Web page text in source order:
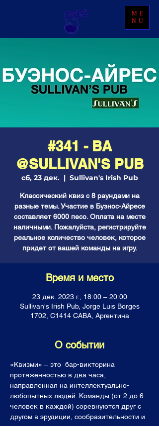
ME
NU
#341 - BA
@SULLIVAN'S PUB
сб, 23 дек.
  |
Sullivan's Irish Pub
Классический квиз с 8 раундами на
разные темы. Участие в Буэнос-Айресе
составляет 6000 песо. Оплата на месте
наличными. Пожалуйста, регистрируйте
реальное количество человек, которое
придет от вашей команды на игру.
Время и место
23 дек. 2023 г., 18:00 – 20:00
Sullivan's Irish Pub, Jorge Luis Borges
1702, C1414 CABA, Аргентина
О событии
«Квизми» – это  бар-викторина
протяженностью в два часа,
направленная на интеллектуально-
любопытных людей. Команды (от 2 до 6
человек в каждой) соревнуются друг с
другом в эрудиции, сообразительности и
логике, отвечая на каверзные вопросы.